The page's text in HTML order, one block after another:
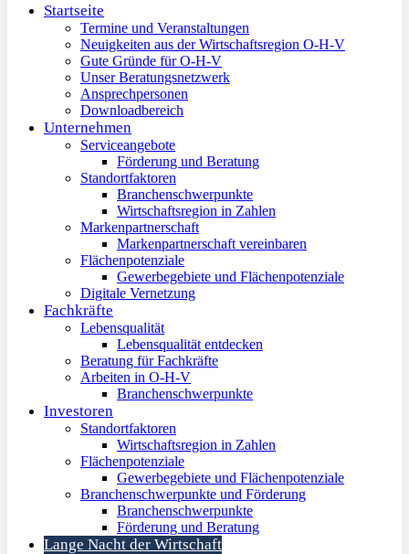
Startseite
Termine und Veranstaltungen
Neuigkeiten aus der Wirtschaftsregion O-H-V
Gute Gründe für O-H-V
Unser Beratungsnetzwerk
Ansprechpersonen
Downloadbereich
Unternehmen
Serviceangebote
Förderung und Beratung
Standortfaktoren
Branchenschwerpunkte
Wirtschaftsregion in Zahlen
Markenpartnerschaft
Markenpartnerschaft vereinbaren
Flächenpotenziale
Gewerbegebiete und Flächenpotenziale
Digitale Vernetzung
Fachkräfte
Lebensqualität
Lebensqualität entdecken
Beratung für Fachkräfte
Arbeiten in O-H-V
Branchenschwerpunkte
Investoren
Standortfaktoren
Wirtschaftsregion in Zahlen
Flächenpotenziale
Gewerbegebiete und Flächenpotenziale
Branchenschwerpunkte und Förderung
Branchenschwerpunkte
Förderung und Beratung
Lange Nacht der Wirtschaft